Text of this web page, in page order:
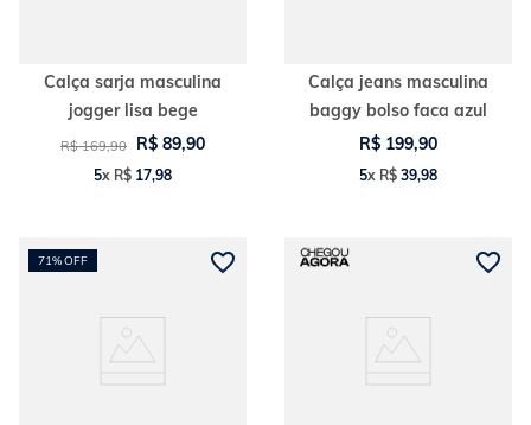
Calça sarja masculina
jogger lisa bege
R$ 169,90 R$ 89,90
5x R$ 17,98
Calça jeans masculina
baggy bolso faca azul
R$ 199,90
5x R$ 39,98
71%OFF